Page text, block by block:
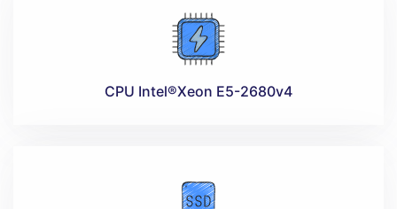
CPU Intel®Xeon E5-2680v4